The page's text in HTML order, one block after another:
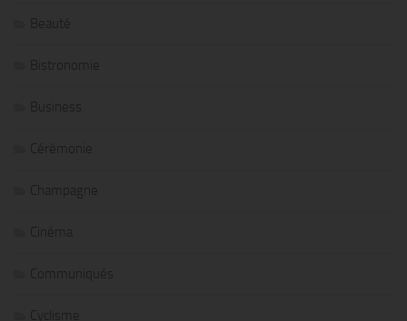
Beauté
Bistronomie
Business
Cérémonie
Champagne
Cinéma
Communiqués
Cyclisme